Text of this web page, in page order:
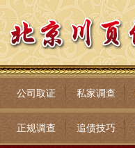
公司取证 私家调查
正规调查 追债技巧